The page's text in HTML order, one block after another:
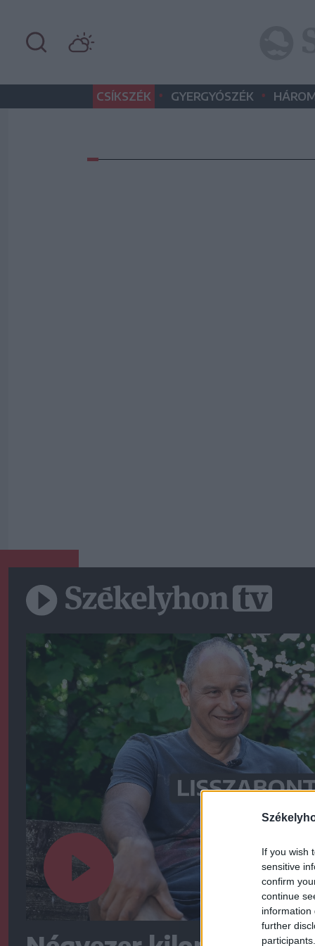
If you wish
sensitive
confirm
continue
information
further
CSÍKSZÉK • GYERGYÓSZÉK •